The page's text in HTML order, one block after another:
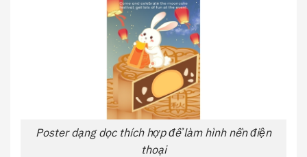
Poster dạng dọc thích hợp để làm hình nền điện
thoại